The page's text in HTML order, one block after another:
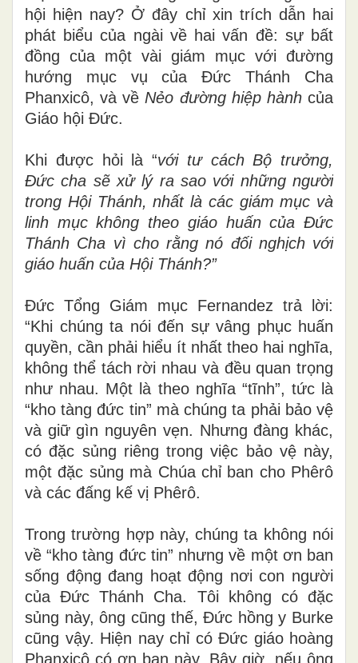
hội hiện nay? Ở đây chỉ xin trích dẫn hai
phát biểu của ngài về hai vấn đề: sự bất
đồng của một vài giám mục với đường
hướng mục vụ của Đức Thánh Cha
Phanxicô, và về Nẻo đường hiệp hànhcủa
Giáo hội Đức.
Khi được hỏi là “với tư cách Bộ trưởng,
Đức cha sẽ xử lý ra sao với những người
trong Hội Thánh, nhất là các giám mục và
linh mục không theo giáo huấn của Đức
Thánh Cha vì cho rằng nó đối nghịch với
giáo huấn của Hội Thánh?”
Đức Tổng Giám mục Fernandez trả lời:
“Khi chúng ta nói đến sự vâng phục huấn
quyền, cần phải hiểu ít nhất theo hai nghĩa,
không thể tách rời nhau và đều quan trọng
như nhau. Một là theo nghĩa “tĩnh”, tức là
“kho tàng đức tin” mà chúng ta phải bảo vệ
và giữ gìn nguyên vẹn. Nhưng đàng khác,
có đặc sủng riêng trong việc bảo vệ này,
một đặc sủng mà Chúa chỉ ban cho Phêrô
và các đấng kế vị Phêrô.
Trong trường hợp này, chúng ta không nói
về “kho tàng đức tin” nhưng về một ơn ban
sống động đang hoạt động nơi con người
của Đức Thánh Cha. Tôi không có đặc
sủng này, ông cũng thế, Đức hồng y Burke
cũng vậy. Hiện nay chỉ có Đức giáo hoàng
Phanxicô có ơn ban này. Bây giờ, nếu ông